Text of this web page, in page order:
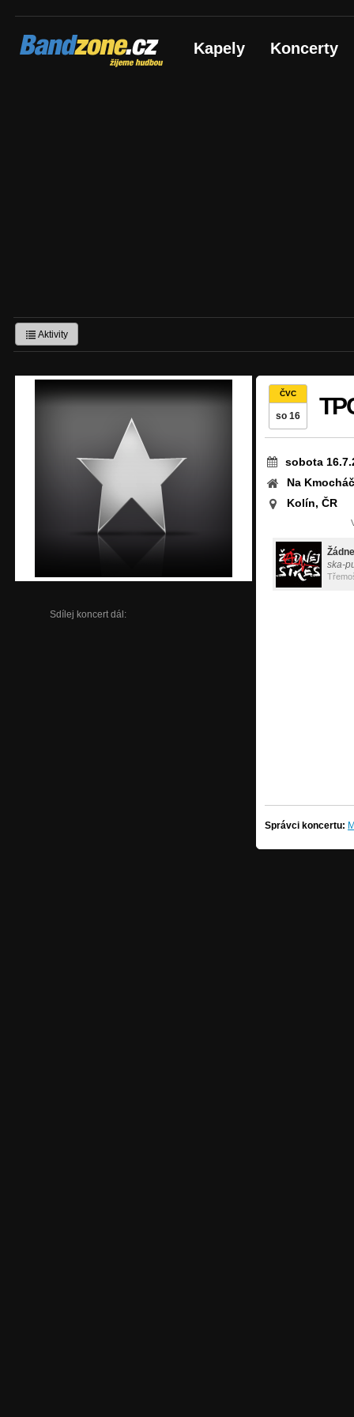
Bandzone.cz
žijeme hudbou Kapely Koncerty
Aktivity
Sdílej koncert dál:
ČVC
so 16
sobota
Na
Kolín, ČR
ska-
Správci koncertu: